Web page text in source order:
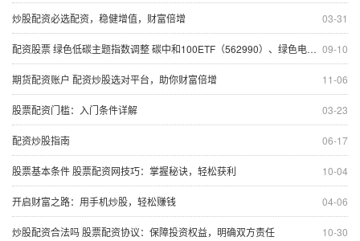
03-31
炒股配资必选配资，稳健增值，财富倍增
09-10
配资股票 绿色低碳主题指数调整 碳中和100ETF（562990）、绿色电力ETF（562960）等产品受关注
11-06
期货配资账户 配资炒股选对平台，助你财富倍增
03-23
股票配资门槛：入门条件详解
06-17
配资炒股指南
10-04
股票基本条件 股票配资网技巧：掌握秘诀，轻松获利
04-06
开启财富之路：用手机炒股，轻松赚钱
10-30
炒股配资合法吗 股票配资协议：保障投资权益，明确双方责任